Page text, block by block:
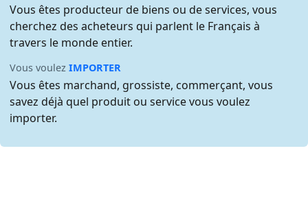
Vous êtes producteur de biens ou de services, vous
cherchez des acheteurs qui parlent le Français à
travers le monde entier.
Vous voulezIMPORTER
Vous êtes marchand, grossiste, commerçant, vous
savez déjà quel produit ou service vous voulez
importer.